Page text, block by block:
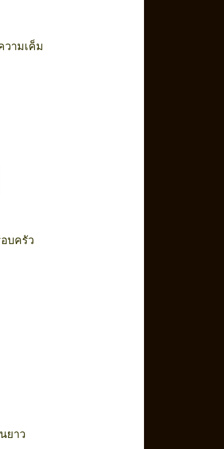
ามเค็ม
บครัว
ยาว